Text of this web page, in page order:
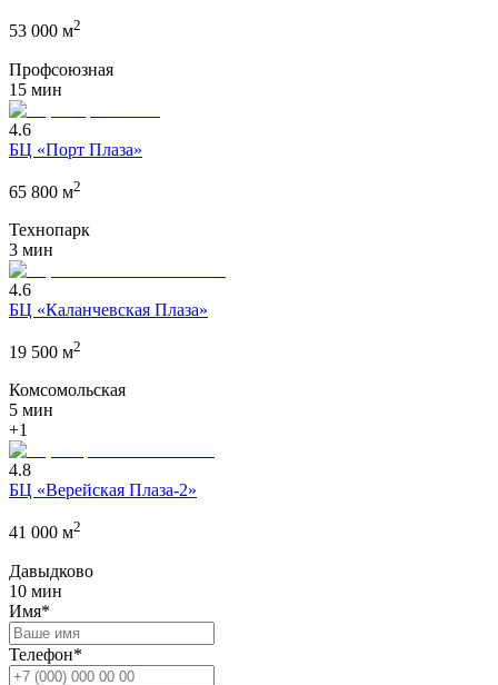
53 000 м2
Профсоюзная
15 мин
4.6
БЦ «Порт Плаза»
65 800 м2
Технопарк
3 мин
4.6
БЦ «Каланчевская Плаза»
19 500 м2
Комсомольская
5 мин
+1
4.8
БЦ «Верейская Плаза-2»
41 000 м2
Давыдково
10 мин
Имя*
Телефон*